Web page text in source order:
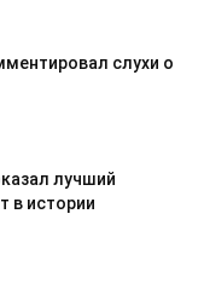
слухи о
лучший
в истории